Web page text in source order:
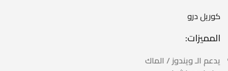
كوريل درو
المميزات:
يدعم الـ ويندوز / الماك